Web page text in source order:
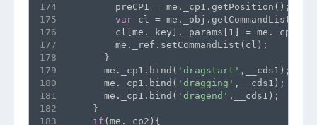
174
175
176
177
178
179
180
181
182
183
        preCP1 = me._cp1.getPosition();
var cl = me._obj.getCommandList();
cl[me._key]._params[1] =
        me._ref.setCommandList(cl);
      }
      me._cp1.bind(
'dragstart' ,__cds1);
      me._cp1.bind(
'dragging' ,__cds1);
      me._cp1.bind(
'dragend' ,__cds1);
    }
if (me._cp2){